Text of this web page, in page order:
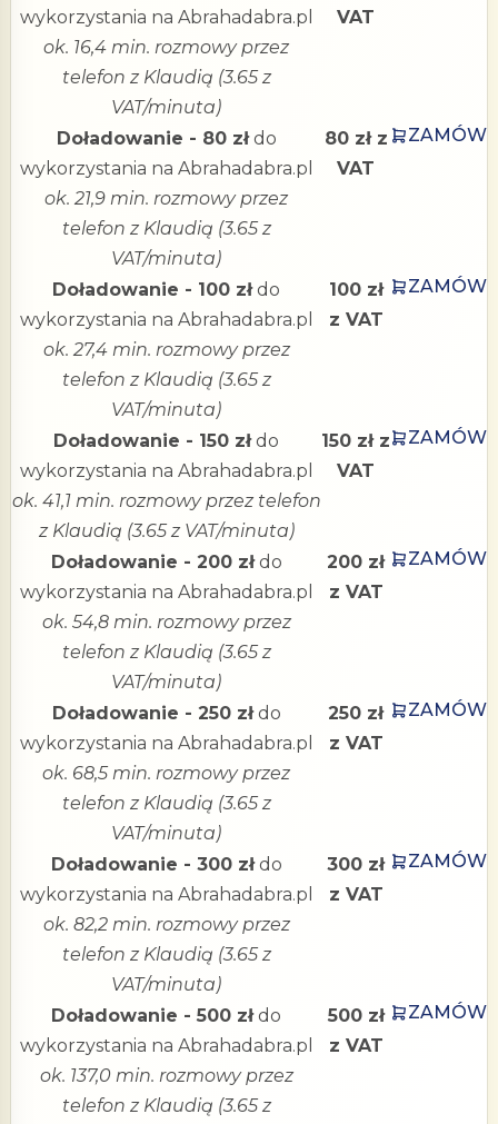
wykorzystania na Abrahadabra.pl
ok. 16,4 min. rozmowy przez
telefon z Klaudią (3.65 z
VAT/minuta)
VAT
Doładowanie - 80 złdo
wykorzystania na Abrahadabra.pl
ok. 21,9 min. rozmowy przez
telefon z Klaudią (3.65 z
VAT/minuta)
80 zł z
VAT
ZAMÓW
Doładowanie - 100 złdo
wykorzystania na Abrahadabra.pl
ok. 27,4 min. rozmowy przez
telefon z Klaudią (3.65 z
VAT/minuta)
100 zł
z VAT
ZAMÓW
Doładowanie - 150 złdo
wykorzystania na Abrahadabra.pl
ok. 41,1 min. rozmowy przez telefon
z Klaudią (3.65 z VAT/minuta)
150 zł z
VAT
ZAMÓW
Doładowanie - 200 złdo
wykorzystania na Abrahadabra.pl
ok. 54,8 min. rozmowy przez
telefon z Klaudią (3.65 z
VAT/minuta)
200 zł
z VAT
ZAMÓW
Doładowanie - 250 złdo
wykorzystania na Abrahadabra.pl
ok. 68,5 min. rozmowy przez
telefon z Klaudią (3.65 z
VAT/minuta)
250 zł
z VAT
ZAMÓW
Doładowanie - 300 złdo
wykorzystania na Abrahadabra.pl
ok. 82,2 min. rozmowy przez
telefon z Klaudią (3.65 z
VAT/minuta)
300 zł
z VAT
ZAMÓW
Doładowanie - 500 złdo
wykorzystania na Abrahadabra.pl
ok. 137,0 min. rozmowy przez
telefon z Klaudią (3.65 z
500 zł
z VAT
ZAMÓW